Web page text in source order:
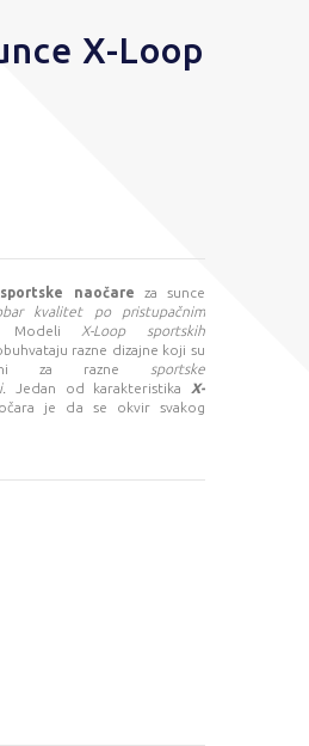
X-Loop
naočare za sunce
kvalitet po pristupačnim
X-Loop sportskih
razne dizajne koji su
za razne sportske
Jedan od karakteristika X-
je da se okvir svakog